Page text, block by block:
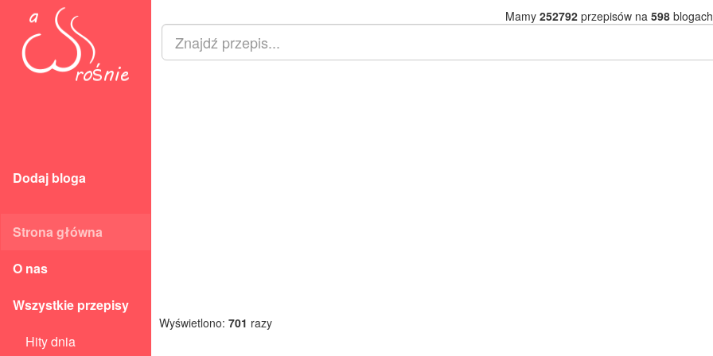
Dodaj bloga
Strona główna
O nas
Wszystkie przepisy
Hity dnia
Mamy 252792przepisów na 598
Wyświetlono: 701 razy